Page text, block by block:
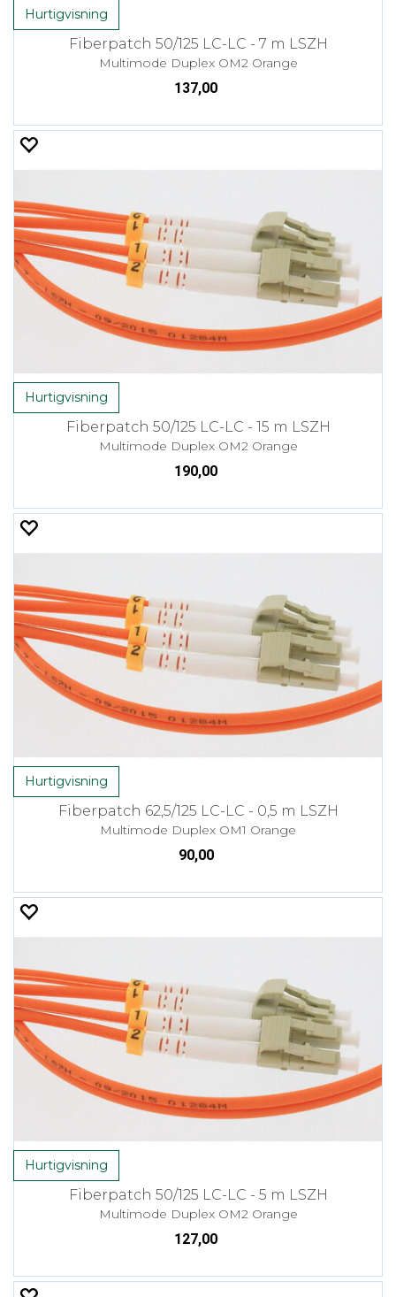
Hurtigvisning
Fiberpatch 50/125 LC-LC - 7 m LSZH
Multimode Duplex OM2 Orange
137,00
Hurtigvisning
Fiberpatch 50/125 LC-LC - 15 m LSZH
Multimode Duplex OM2 Orange
190,00
Hurtigvisning
Fiberpatch 62,5/125 LC-LC - 0,5 m LSZH
Multimode Duplex OM1 Orange
90,00
Hurtigvisning
Fiberpatch 50/125 LC-LC - 5 m LSZH
Multimode Duplex OM2 Orange
127,00